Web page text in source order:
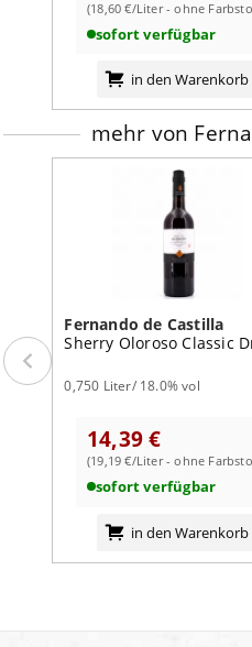
von 8-10 °C empfohlen.
vorzüglich als Begleitung zu
harmoniert er mit
delikaten Vorspeisen. Seine
die Aromen der Speisen zu
harmonisches
zu einem essentiellen
(18,60 €/Liter - ohne
sofort verfügbar
in den Warenkorb
mehr von
Fernando de Castilla
Sherry Oloroso Classic
0,750 Liter/ 18.0% vol
14,39 €
(19,19 €/Liter - ohne
sofort verfügbar
in den Warenkorb